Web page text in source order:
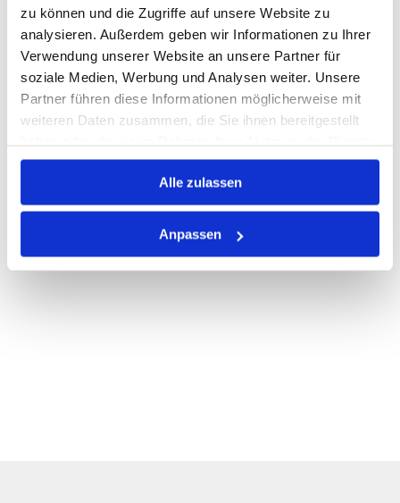
zu können und die Zugriffe auf unsere Website zu
analysieren. Außerdem geben wir Informationen zu Ihrer
Verwendung unserer Website an unsere Partner für
soziale Medien, Werbung und Analysen weiter. Unsere
Partner führen diese Informationen möglicherweise mit
weiteren Daten zusammen, die Sie ihnen bereitgestellt
gesammelt haben.
Alle zulassen
Anpassen
Print
PRODUKTBESCHREIBUNG
ALLE SPEZIFIKATIONEN